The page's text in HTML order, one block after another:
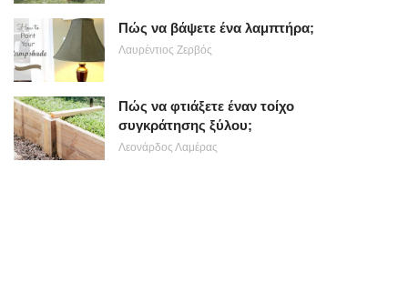
Πώς να βάψετε ένα λαμπτήρα;
Λαυρέντιος Ζερβός
Πώς να φτιάξετε έναν τοίχο
συγκράτησης ξύλου;
Λεονάρδος Λαμέρας